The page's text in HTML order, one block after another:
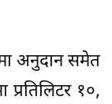
अनुदान समेत
१०,